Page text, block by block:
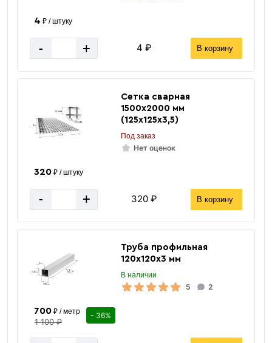
4 ₽ / штуку
- + 4 ₽ В корзину
Сетка сварная
1500х2000 мм
(125х125х3,5)
Под заказ
Нет оценок
320₽ / штуку
- + 320 ₽ В корзину
Труба профильная
120х120х3 мм
В наличии
5 2
700₽ / метр
1 100 ₽
- 36%